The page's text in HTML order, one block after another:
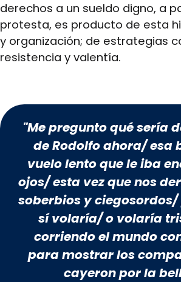
derechos a un sueldo digno, a
protesta, es producto de esta
y organización; de estrategias
resistencia y valentía.
"Me pregunto qué sería
de Rodolfo ahora/ esa
vuelo lento que le iba
ojos/ esta vez que nos
soberbios y
sí volaría/ o volaría
corriendo el mundo
para mostrar los
cayeron por la